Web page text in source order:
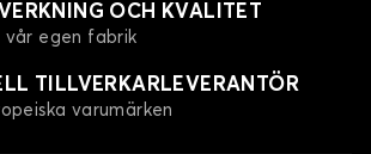
OCH KVALITET
vår egen fabrik
TILLVERKARLEVERANTÖR
varumärken